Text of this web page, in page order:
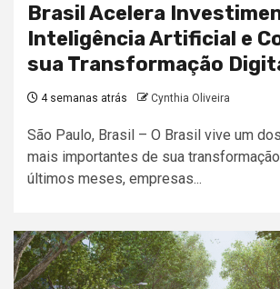
Brasil Acelera
Inteligência Artificial e
sua Transformação
4 semanas atrás Cynthia Oliveira
São Paulo, Brasil – O Brasil vive um
mais importantes de sua
últimos meses, empresas...